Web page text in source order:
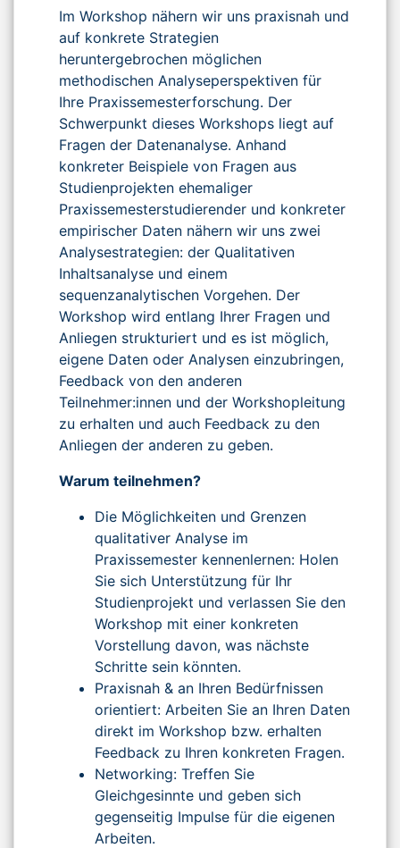
Im Workshop nähern wir uns praxisnah und
auf konkrete Strategien
heruntergebrochen möglichen
methodischen Analyseperspektiven für
Ihre Praxissemesterforschung. Der
Schwerpunkt dieses Workshops liegt auf
Fragen der Datenanalyse. Anhand
konkreter Beispiele von Fragen aus
Studienprojekten ehemaliger
Praxissemesterstudierender und konkreter
empirischer Daten nähern wir uns zwei
Analysestrategien: der Qualitativen
Inhaltsanalyse und einem
sequenzanalytischen Vorgehen. Der
Workshop wird entlang Ihrer Fragen und
Anliegen strukturiert und es ist möglich,
eigene Daten oder Analysen einzubringen,
Feedback von den anderen
Teilnehmer:innen und der Workshopleitung
zu erhalten und auch Feedback zu den
Anliegen der anderen zu geben.
Warum teilnehmen?
Die Möglichkeiten und Grenzen
qualitativer Analyse im
Praxissemester kennenlernen: Holen
Sie sich Unterstützung für Ihr
Studienprojekt und verlassen Sie den
Workshop mit einer konkreten
Vorstellung davon, was nächste
Schritte sein könnten.
Praxisnah & an Ihren Bedürfnissen
orientiert: Arbeiten Sie an Ihren Daten
direkt im Workshop bzw. erhalten
Feedback zu Ihren konkreten Fragen.
Networking: Treffen Sie
Gleichgesinnte und geben sich
gegenseitig Impulse für die eigenen
Arbeiten.